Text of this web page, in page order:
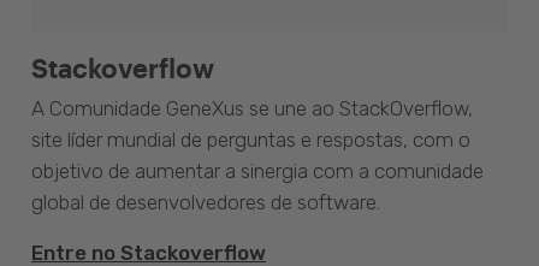
Stackoverflow
A Comunidade GeneXus se une ao StackOverflow,
site líder mundial de perguntas e respostas, com o
objetivo de aumentar a sinergia com a comunidade
global de desenvolvedores de software.
Entre no Stackoverflow